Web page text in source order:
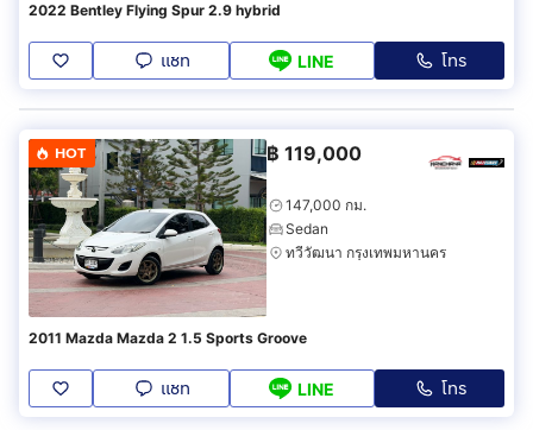
2022 Bentley Flying Spur 2.9 hybrid
แชท LINE โทร
HOT ฿ 119,000
147,000 กม.
Sedan
ทวีวัฒนา กรุงเทพมหานคร
2011 Mazda Mazda 2 1.5 Sports Groove
แชท LINE โทร